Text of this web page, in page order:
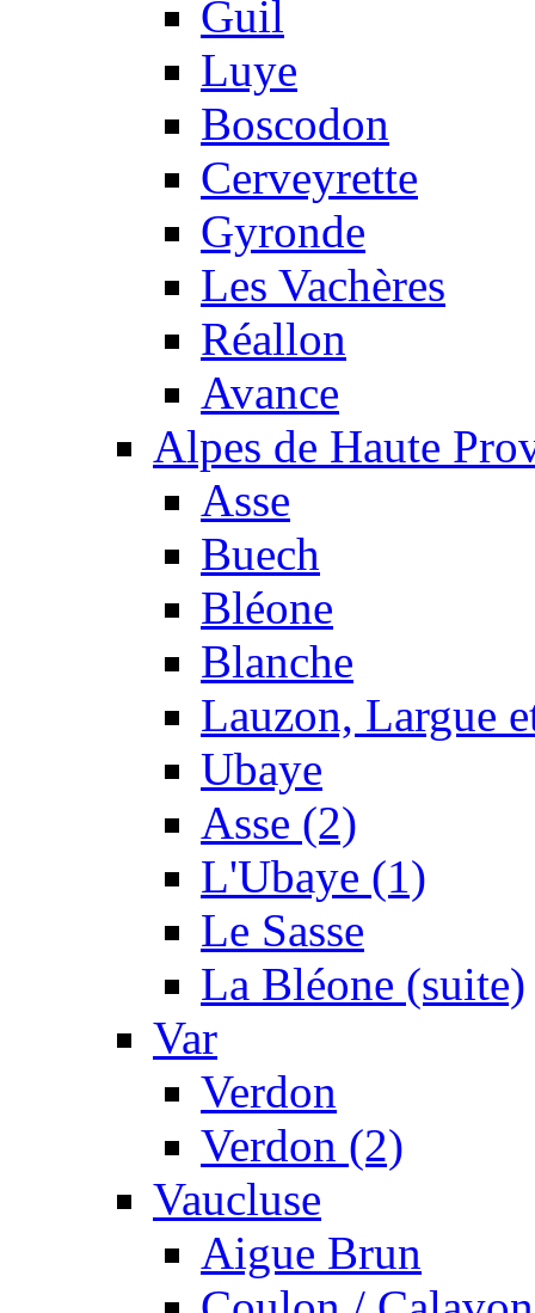
Guil
Luye
Boscodon
Cerveyrette
Gyronde
Les Vachères
Réallon
Avance
Alpes de Haute
Asse
Buech
Bléone
Blanche
Lauzon, Largue
Ubaye
Asse (2)
L'Ubaye (1)
Le Sasse
La Bléone (suite)
Var
Verdon
Verdon (2)
Vaucluse
Aigue Brun